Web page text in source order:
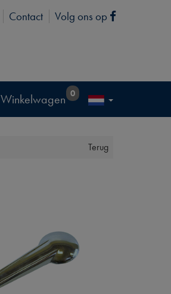
Contact Volg ons op Facebook
Winkelwagen 0
Terug